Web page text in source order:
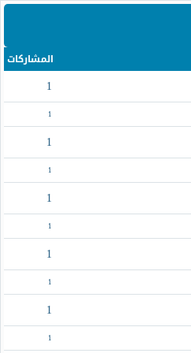
المشاركات
1
1
1
1
1
1
1
1
1
1